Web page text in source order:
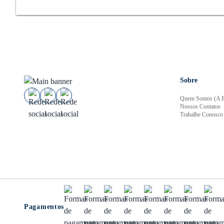
Sobre
Quem Somos (A
Nossos Contatos
Trabalhe Conosco
Pagamentos